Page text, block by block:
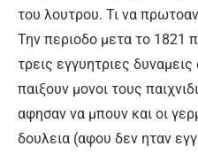
του λουτρου. Τι να
Την περιοδο μετα το 1821
τρεις εγγυητριες
παιξουν μονοι τους
αφησαν να μπουν και οι
δουλεια (αφου δεν ηταν